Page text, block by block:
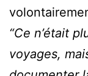
“Ce n’était
voyages,